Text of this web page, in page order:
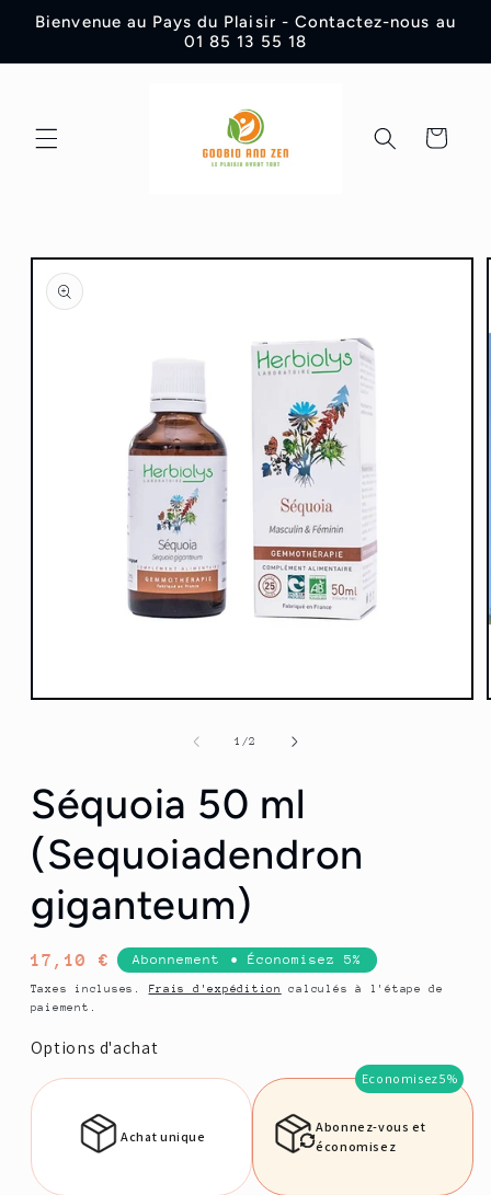
passer
contenu
Bienvenue au Pays du Plaisir - Contactez-nous au
01 85 13 55 18
Panier
Passer aux
informations
produits
Ouvrir
une
fenêtre
modale
1 /de
2
Séquoia 50 ml
(Sequoiadendron
giganteum)
Prix
habituel
17,10 € Abonnement • Économisez 5%
Taxes incluses. Frais d'expédition
calculés à l'étape de
paiement.
Options d'achat
Achat unique
Abonnez-vous et
économisez
Economisez5%